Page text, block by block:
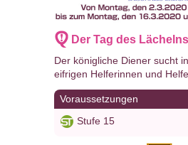
Der Tag des Lächelns
Der königliche Diener sucht
eifrigen Helferinnen und
Voraussetzungen
Stufe 15